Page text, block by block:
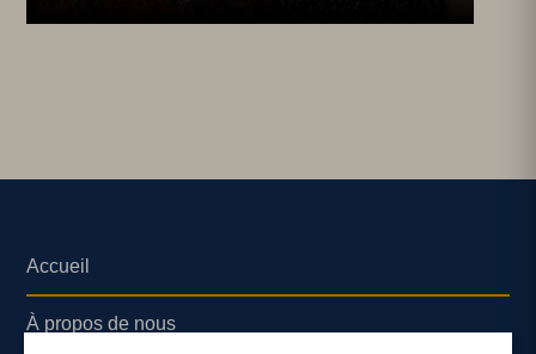
Accueil
À propos de nous